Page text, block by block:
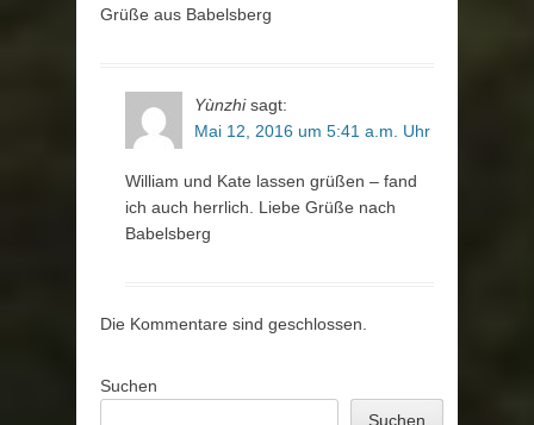
Grüße aus Babelsberg
Yùnzhi sagt:
Mai 12, 2016 um 5:41 a.m. Uhr
William und Kate lassen grüßen – fand
ich auch herrlich. Liebe Grüße nach
Babelsberg
Die Kommentare sind geschlossen.
Suchen
Suchen